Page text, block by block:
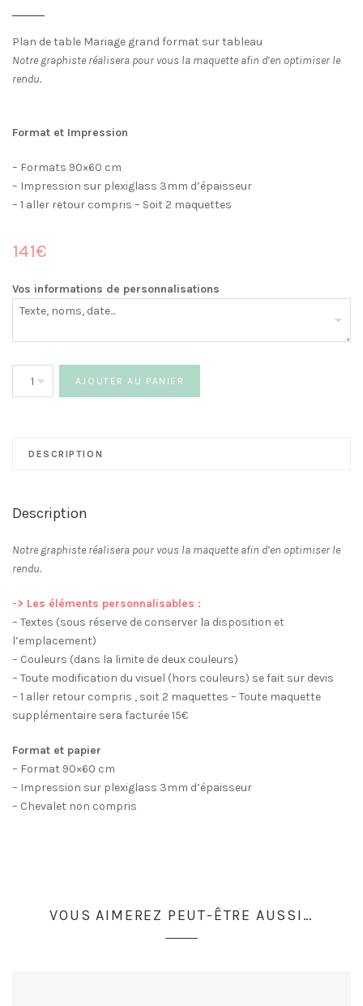
Plan de table Mariage grand format sur tableau
Notre graphiste réalisera pour vous la maquette afin d’en optimiser le
rendu.
Format et Impression
– Formats 90×60 cm
– Impression sur plexiglass 3mm d’épaisseur
– 1 aller retour compris – Soit 2 maquettes
141€
Vos informations de personnalisations
table
AJOUTER AU PANIER
DESCRIPTION
Description
Notre graphiste réalisera pour vous la maquette afin d’en optimiser le
rendu.
-> Les éléments personnalisables :
– Textes (sous réserve de conserver la disposition et
l’emplacement)
– Couleurs (dans la limite de deux couleurs)
– Toute modification du visuel (hors couleurs) se fait sur devis
– 1 aller retour compris , soit 2 maquettes – Toute maquette
supplémentaire sera facturée 15€
Format et papier
– Format 90×60 cm
– Impression sur plexiglass 3mm d’épaisseur
– Chevalet non compris
VOUS AIMEREZ PEUT-ÊTRE AUSSI…